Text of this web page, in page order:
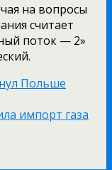
на вопросы
считает
поток — 2»
Польше
импорт газа